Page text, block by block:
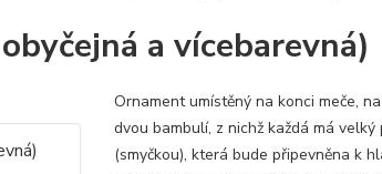
a vícebarevná)
Ornament umístěný na konci meče,
dvou bambulí, z nichž každá má
(smyčkou), která bude připevněna k